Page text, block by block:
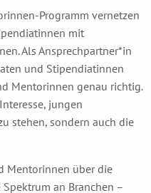
Programm vernetzen
mit
Als Ansprechpartner*in
und Stipendiatinnen
Mentorinnen genau richtig.
jungen
stehen, sondern auch die
Mentorinnen über die
an Branchen –